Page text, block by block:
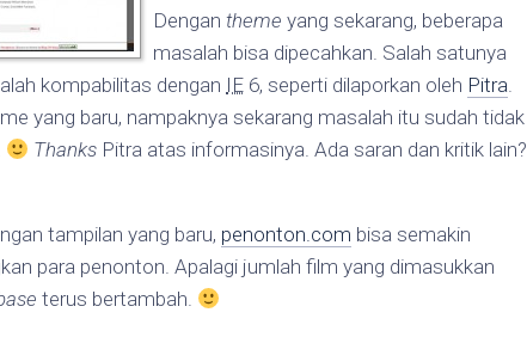
Dengan theme yang sekarang, beberapa
masalah bisa dipecahkan. Salah satunya
kompabilitas dengan IE 6, seperti dilaporkan oleh Pitra.
yang baru, nampaknya sekarang masalah itu sudah tidak
Thanks Pitra atas informasinya. Ada saran dan kritik lain?
tampilan yang baru, penonton.com bisa semakin
para penonton. Apalagi jumlah film yang dimasukkan
terus bertambah.